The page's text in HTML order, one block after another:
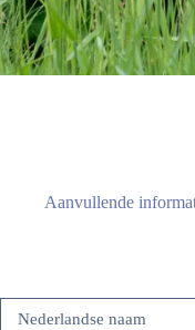
Aanvullende
Nederlandse naam